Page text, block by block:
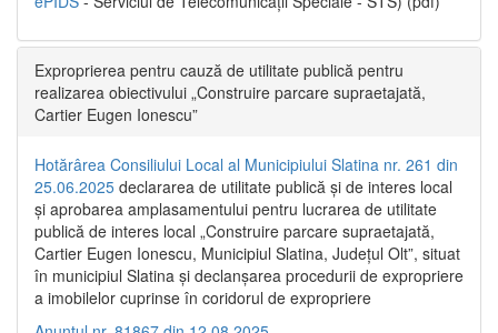
Exproprierea pentru cauză de utilitate publică pentru
realizarea obiectivului „Construire parcare supraetajată,
Cartier Eugen Ionescu”
Hotărârea Consiliului Local al Municipiului Slatina nr. 261 din
25.06.2025 declararea de utilitate publică și de interes local
și aprobarea amplasamentului pentru lucrarea de utilitate
publică de interes local „Construire parcare supraetajată,
Cartier Eugen Ionescu, Municipiul Slatina, Județul Olt”, situat
în municipiul Slatina și declanșarea procedurii de expropriere
a imobilelor cuprinse în coridorul de expropriere